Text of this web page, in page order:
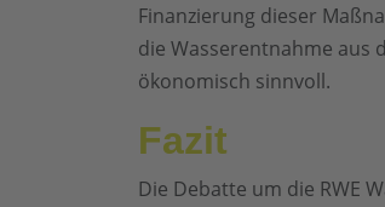
Finanzierung dieser
die Wasserentnahme aus
ökonomisch sinnvoll.
Fazit
Die Debatte um die RWE